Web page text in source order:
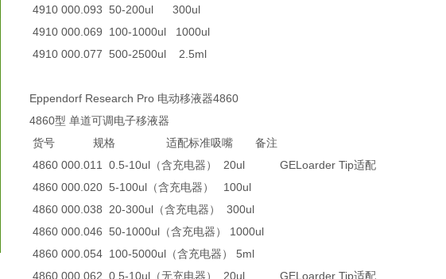
4910 000.093 50-200ul 300ul
4910 000.069 100-1000ul 1000ul
4910 000.077 500-2500ul 2.5ml
Eppendorf Research Pro 电动移液器4860
4860型 单道可调电子移液器
货号 规格 适配标准吸嘴 备注
4860 000.011 0.5-10ul（含充电器） 20ul GELoarder Tip适配
4860 000.020 5-100ul（含充电器） 100ul
4860 000.038 20-300ul（含充电器） 300ul
4860 000.046 50-1000ul（含充电器） 1000ul
4860 000.054 100-5000ul（含充电器） 5ml
4860 000.062 0.5-10ul（无充电器） 20ul GELoarder Tip适配